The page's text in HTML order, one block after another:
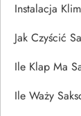
Instalacja
Jak Czyścić
Ile Klap Ma
Ile Waży